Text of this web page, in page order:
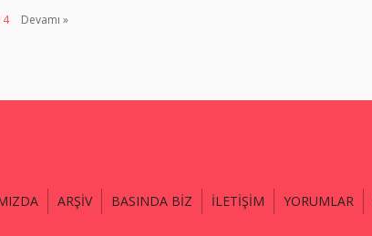
Devamı »
ARŞİV BASINDA BİZ İLETİŞİM YORUMLAR